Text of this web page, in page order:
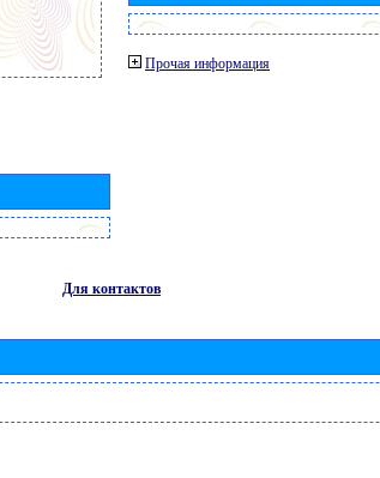
Прочая информация
Для контактов